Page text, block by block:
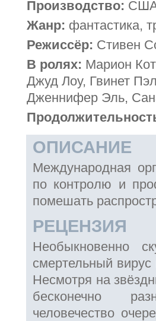
Производство:
Жанр: фантастика,
Режиссёр: Стивен
В ролях: Марион
Джуд Лоу, Гвинет
Дженнифер Эль,
ОПИСАНИЕ
Международная
по контролю и
помешать
РЕЦЕНЗИЯ
Необыкновенно
смертельный вирус
Несмотря на
бесконечно
человечество